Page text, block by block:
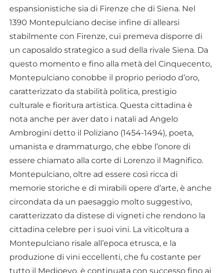
espansionistiche sia di Firenze che di Siena. Nel
1390 Montepulciano decise infine di allearsi
stabilmente con Firenze, cui premeva disporre di
un caposaldo strategico a sud della rivale Siena. Da
questo momento e fino alla metà del Cinquecento,
Montepulciano conobbe il proprio periodo d’oro,
caratterizzato da stabilità politica, prestigio
culturale e fioritura artistica. Questa cittadina è
nota anche per aver dato i natali ad Angelo
Ambrogini detto il Poliziano (1454-1494), poeta,
umanista e drammaturgo, che ebbe l’onore di
essere chiamato alla corte di Lorenzo il Magnifico.
Montepulciano, oltre ad essere così ricca di
memorie storiche e di mirabili opere d’arte, è anche
circondata da un paesaggio molto suggestivo,
caratterizzato da distese di vigneti che rendono la
cittadina celebre per i suoi vini. La viticoltura a
Montepulciano risale all’epoca etrusca, e la
produzione di vini eccellenti, che fu costante per
tutto il Medioevo, è continuata con successo fino ai